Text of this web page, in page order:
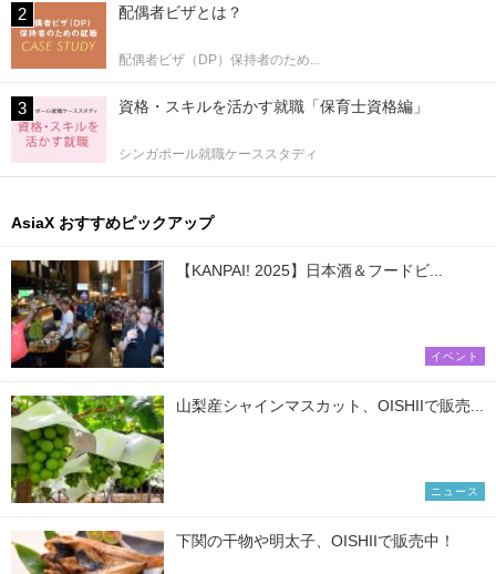
配偶者ビザとは？
配偶者ビザ（DP）保持者のため...
資格・スキルを活かす就職「保育士資格編」
シンガポール就職ケーススタディ
AsiaX おすすめピックアップ
【KANPAI! 2025】日本酒＆フードビ...
イベント
山梨産シャインマスカット、OISHIIで販売...
ニュース
下関の干物や明太子、OISHIIで販売中！